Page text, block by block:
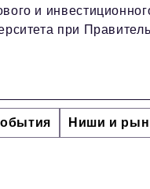
и
при
Ниши и